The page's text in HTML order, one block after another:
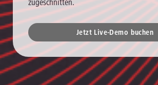
Jetzt Live-Demo buchen